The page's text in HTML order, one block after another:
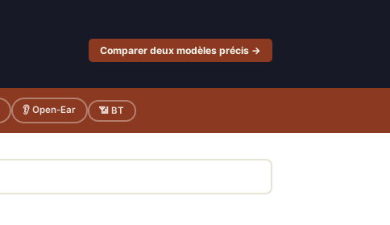
Comparer deux modèles précis →
👂 Open-Ear 📶 BT